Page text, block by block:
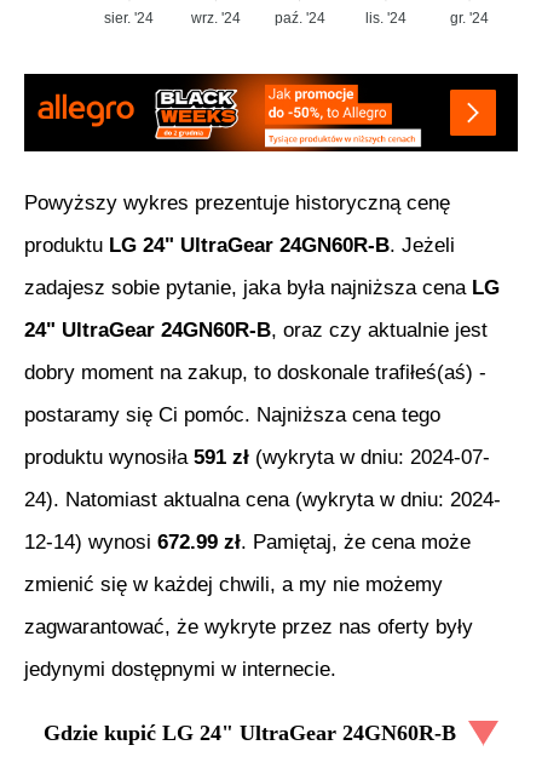
sier. '24 wrz. '24 paź. '24 lis. '24 gr. '24
Powyższy wykres prezentuje historyczną cenę
produktu LG 24" UltraGear 24GN60R-B. Jeżeli
zadajesz sobie pytanie, jaka była najniższa cena LG
24" UltraGear 24GN60R-B, oraz czy aktualnie jest
dobry moment na zakup, to doskonale trafiłeś(aś) -
postaramy się Ci pomóc. Najniższa cena tego
produktu wynosiła 591 zł (wykryta w dniu: 2024-07-
24). Natomiast aktualna cena (wykryta w dniu: 2024-
12-14) wynosi 672.99 zł. Pamiętaj, że cena może
zmienić się w każdej chwili, a my nie możemy
zagwarantować, że wykryte przez nas oferty były
jedynymi dostępnymi w internecie.
Gdzie kupić LG 24" UltraGear 24GN60R-B